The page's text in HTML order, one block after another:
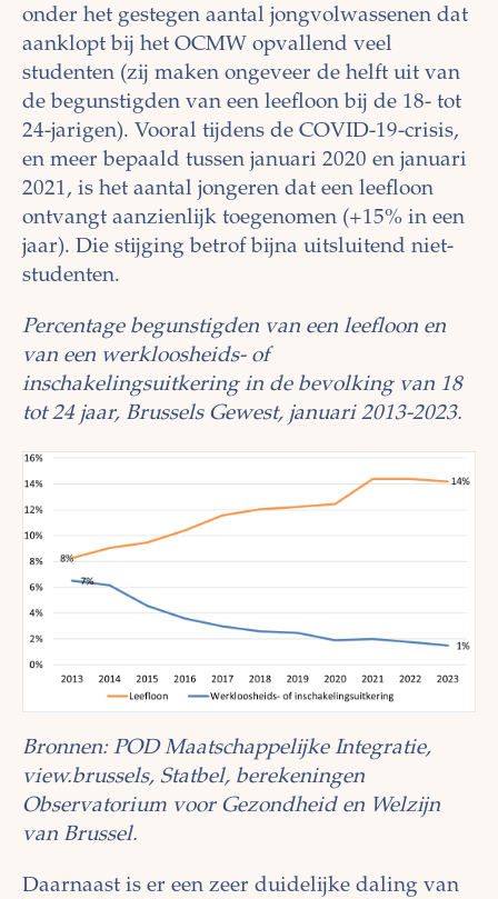
onder het gestegen aantal jongvolwassenen dat
aanklopt bij het OCMW opvallend veel
studenten (zij maken ongeveer de helft uit van
de begunstigden van een leefloon bij de 18- tot
24-jarigen). Vooral tijdens de COVID-19-crisis,
en meer bepaald tussen januari 2020 en januari
2021, is het aantal jongeren dat een leefloon
ontvangt aanzienlijk toegenomen (+15% in een
jaar). Die stijging betrof bijna uitsluitend niet-
studenten.
Percentage begunstigden van een leefloon en
van een werkloosheids- of
inschakelingsuitkering in de bevolking van 18
tot 24 jaar, Brussels Gewest, januari 2013-2023.
Bronnen: POD Maatschappelijke Integratie,
view.brussels, Statbel, berekeningen
Observatorium voor Gezondheid en Welzijn
van Brussel.
Daarnaast is er een zeer duidelijke daling van